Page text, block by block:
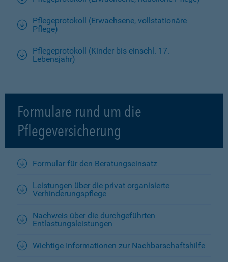
Pflegeprotokoll (Erwachsene, vollstationäre
Pflege)
Pflegeprotokoll (Kinder bis einschl. 17.
Lebensjahr)
Formulare rund um die
Pflegeversicherung
Formular für den Beratungseinsatz
Leistungen über die privat organisierte
Verhinderungspflege
Nachweis über die durchgeführten
Entlastungsleistungen
Wichtige Informationen zur Nachbarschaftshilfe